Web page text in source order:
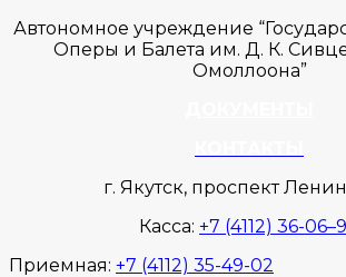
Автономное учреждение
Оперы и Балета им. Д. К.
Омоллоона”
г. Якутск, проспект
Касса: +7 (4112) 36-
Приемная: +7 (4112) 35-49-02